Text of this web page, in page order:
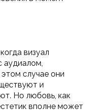
визуал
аудиалом,
случае они
и
Но любовь, как
вполне может